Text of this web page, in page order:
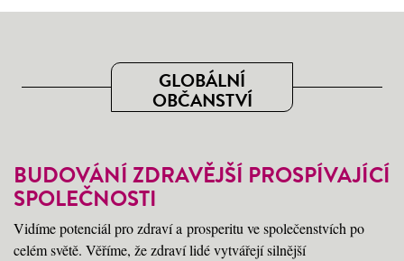
GLOBÁLNÍ
OBČANSTVÍ
BUDOVÁNÍ ZDRAVĚJŠÍ PROSPÍVAJÍCÍ
SPOLEČNOSTI
Vidíme potenciál pro zdraví a prosperitu ve společenstvích po
celém světě. Věříme, že zdraví lidé vytvářejí silnější